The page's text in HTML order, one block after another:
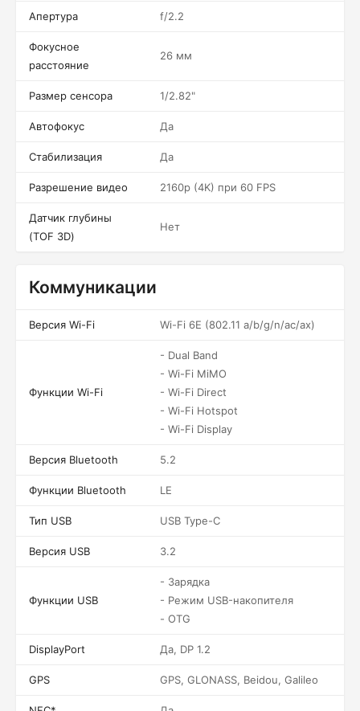
Апертура f/2.2
Фокусное
расстояние
26 мм
Размер сенсора 1/2.82"
Автофокус Да
Стабилизация Да
Разрешение видео 2160p (4K) при 60 FPS
Датчик глубины
(TOF 3D)
Нет
Коммуникации
Версия Wi-Fi Wi-Fi 6E (802.11 a/b/g/n/ac/ax)
Функции Wi-Fi
- Dual Band
- Wi-Fi MiMO
- Wi-Fi Direct
- Wi-Fi Hotspot
- Wi-Fi Display
Версия Bluetooth 5.2
Функции Bluetooth LE
Тип USB USB Type-C
Версия USB 3.2
Функции USB
- Зарядка
- Режим USB-накопителя
- OTG
DisplayPort Да, DP 1.2
GPS GPS, GLONASS, Beidou, Galileo